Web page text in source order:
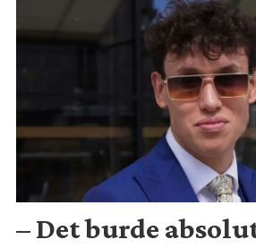
– Det burde